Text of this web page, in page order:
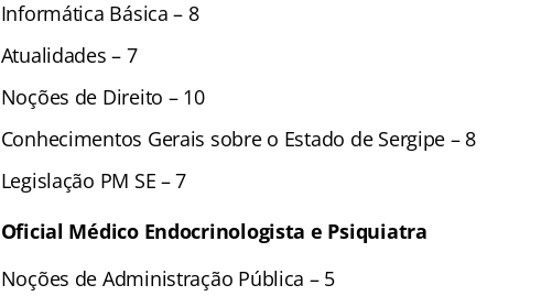
Informática Básica – 8
Atualidades – 7
Noções de Direito – 10
Conhecimentos Gerais sobre o Estado de Sergipe – 8
Legislação PM SE – 7
Oficial Médico Endocrinologista e Psiquiatra
Noções de Administração Pública – 5